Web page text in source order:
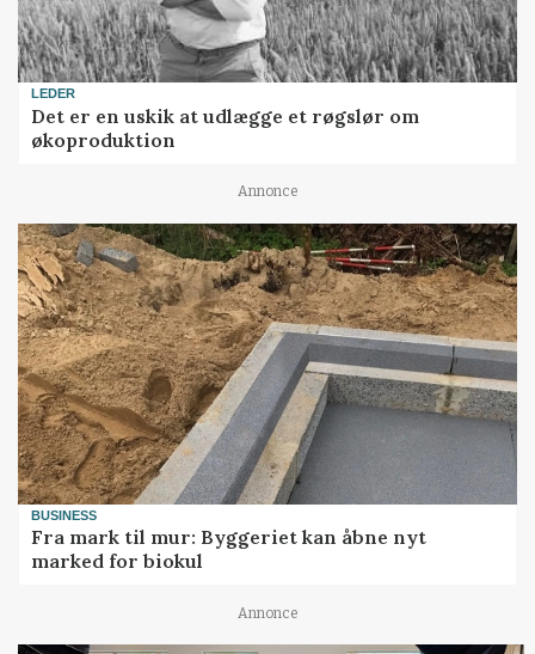
LEDER
Det er en uskik at udlægge et røgslør om
økoproduktion
Annonce
BUSINESS
Fra mark til mur: Byggeriet kan åbne nyt
marked for biokul
Annonce